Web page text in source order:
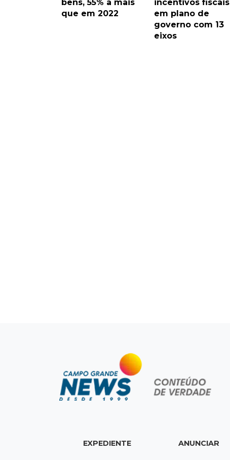
bens, 55% a mais
que em 2022
incentivos fiscais
em plano de
governo com 13
eixos
EXPEDIENTE ANUNCIAR